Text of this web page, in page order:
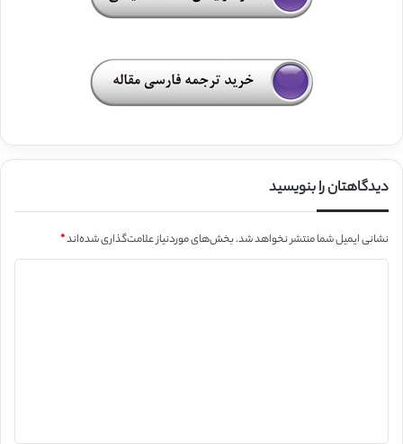
دیدگاهتان را بنویسید
نشانی ایمیل شما منتشر نخواهد شد.بخش‌های موردنیاز علامت‌گذاری شده‌اند*